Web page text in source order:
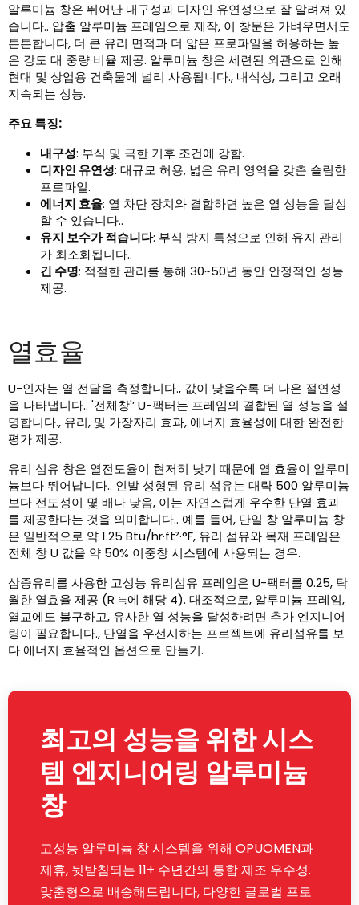
알루미늄 창은 뛰어난 내구성과 디자인 유연성으로 잘 알려져 있
습니다.. 압출 알루미늄 프레임으로 제작, 이 창문은 가벼우면서도
튼튼합니다, 더 큰 유리 면적과 더 얇은 프로파일을 허용하는 높
은 강도 대 중량 비율 제공. 알루미늄 창은 세련된 외관으로 인해
현대 및 상업용 건축물에 널리 사용됩니다., 내식성, 그리고 오래
지속되는 성능.
주요 특징:
내구성: 부식 및 극한 기후 조건에 강함.
디자인 유연성: 대규모 허용, 넓은 유리 영역을 갖춘 슬림한
프로파일.
에너지 효율: 열 차단 장치와 결합하면 높은 열 성능을 달성
할 수 있습니다..
유지 보수가 적습니다: 부식 방지 특성으로 인해 유지 관리
가 최소화됩니다..
긴 수명: 적절한 관리를 통해 30~50년 동안 안정적인 성능
제공.
열효율
U-인자는 열 전달을 측정합니다., 값이 낮을수록 더 나은 절연성
을 나타냅니다.. '전체창'’ U-팩터는 프레임의 결합된 열 성능을 설
명합니다., 유리, 및 가장자리 효과, 에너지 효율성에 대한 완전한
평가 제공.
유리 섬유 창은 열전도율이 현저히 낮기 때문에 열 효율이 알루미
늄보다 뛰어납니다.. 인발 성형된 유리 섬유는 대략 500 알루미늄
보다 전도성이 몇 배나 낮음, 이는 자연스럽게 우수한 단열 효과
를 제공한다는 것을 의미합니다.. 예를 들어, 단일 창 알루미늄 창
은 일반적으로 약 1.25 Btu/hr·ft²·°F, 유리 섬유와 목재 프레임은
전체 창 U 값을 약 50% 이중창 시스템에 사용되는 경우.
삼중유리를 사용한 고성능 유리섬유 프레임은 U-팩터를 0.25, 탁
월한 열효율 제공 (R ≒에 해당 4). 대조적으로, 알루미늄 프레임,
열교에도 불구하고, 유사한 열 성능을 달성하려면 추가 엔지니어
링이 필요합니다., 단열을 우선시하는 프로젝트에 유리섬유를 보
다 에너지 효율적인 옵션으로 만들기.
최고의 성능을 위한 시스
템 엔지니어링 알루미늄
창
고성능 알루미늄 창 시스템을 위해 OPUOMEN과
제휴, 뒷받침되는 11+ 수년간의 통합 제조 우수성.
맞춤형으로 배송해드립니다, 다양한 글로벌 프로